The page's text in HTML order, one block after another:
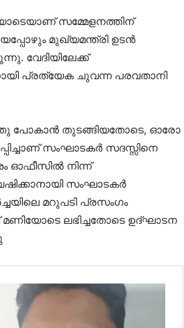
സമ്മേളനത്തിന്
മുഖ്യമന്ത്രി ഉടൻ
വേദിയിലേക്ക്
പ്രത്യേക ചുവന്ന പരവതാനി
പോകാൻ തുടങ്ങിയതോടെ, ഓരോ
സംഘാടകർ സദസ്സിനെ
ഓഫീസിൽ നിന്ന്
സംഘാടകർ
മറുപടി പ്രസംഗം
ലഭിച്ചതോടെ ഉദ്ഘാടന